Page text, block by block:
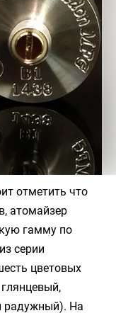
отметить что
атомайзер
гамму по
серии
цветовых
радужный). На